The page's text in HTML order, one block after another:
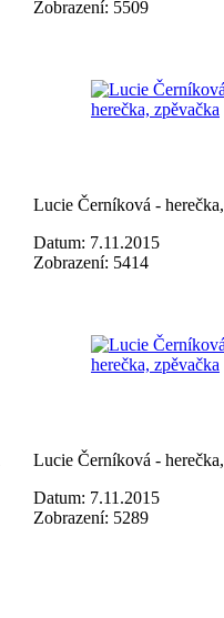
Zobrazení: 5509
Lucie Černíková -
Datum: 7.11.2015
Zobrazení: 5414
Lucie Černíková -
Datum: 7.11.2015
Zobrazení: 5289